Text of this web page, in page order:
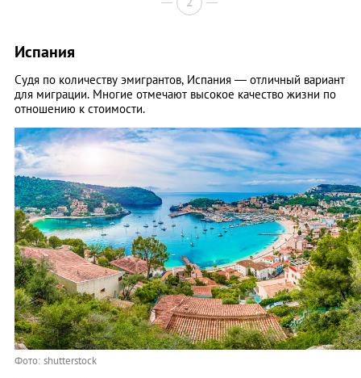
Испания
Судя по количеству эмигрантов, Испания — отличный вариант
для миграции. Многие отмечают высокое качество жизни по
отношению к стоимости.
Фото: shutterstock